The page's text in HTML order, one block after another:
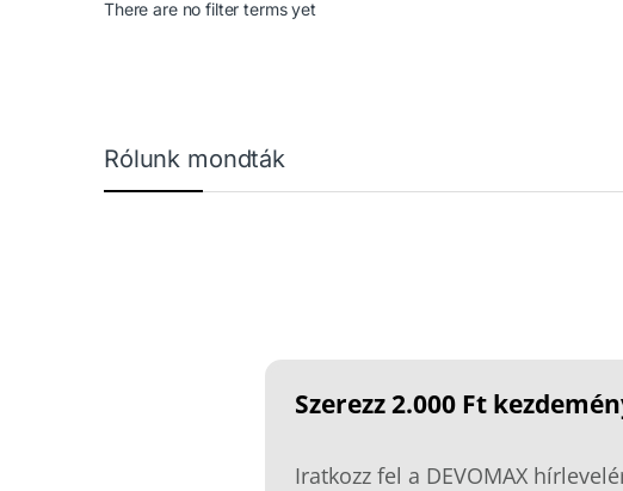
There are no filter terms yet
Márkák karusszel
Rólunk mondták
Szerezz 2.000 Ft
Iratkozz fel a DEVOMAX